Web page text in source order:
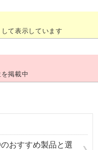
て表示しています
掲載中
おすすめ製品と選